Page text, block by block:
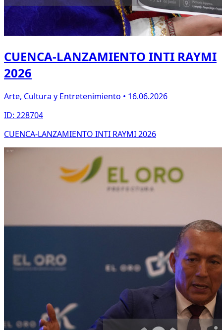
CUENCA-LANZAMIENTO INTI RAYMI
2026
Arte, Cultura y Entretenimiento • 16.06.2026
ID: 228704
CUENCA-LANZAMIENTO INTI RAYMI 2026